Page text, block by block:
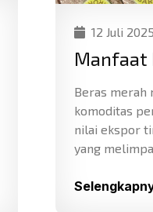
12 Juli 2025
Manfaat
Beras merah
komoditas
nilai ekspor
yang